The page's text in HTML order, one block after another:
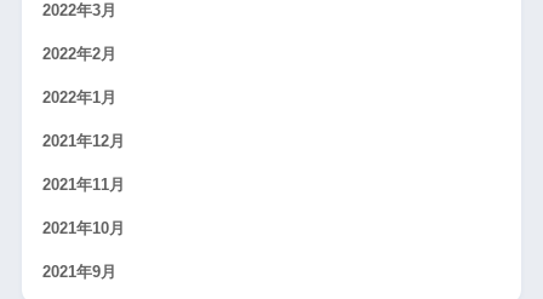
2022年3月
2022年2月
2022年1月
2021年12月
2021年11月
2021年10月
2021年9月